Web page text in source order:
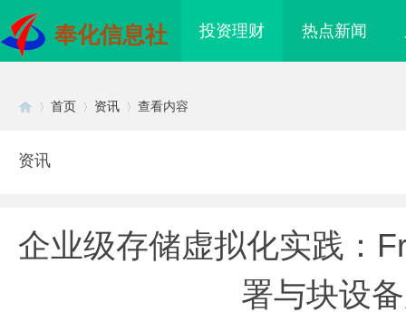
奉化信息社 投资理财 热点新闻
首页 资讯 查看内容
资讯
企业级存储虚拟化实践：
署与块设